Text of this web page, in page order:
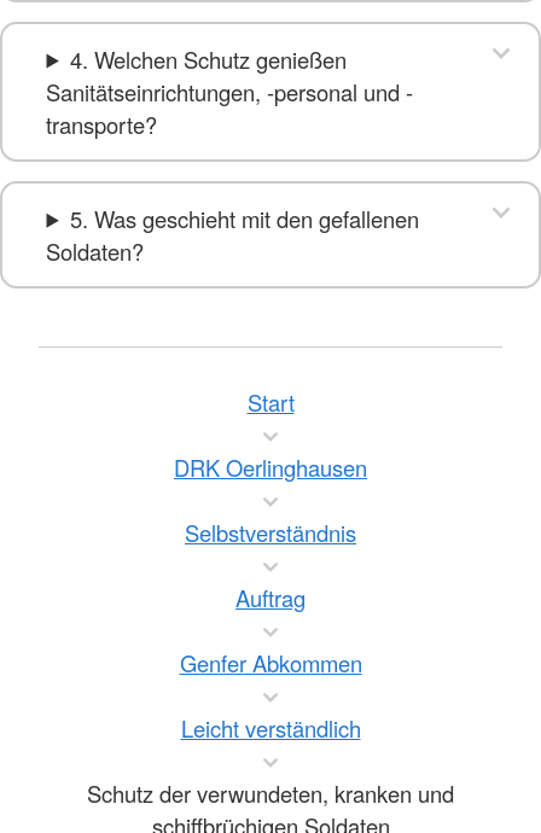
4. Welchen Schutz genießen
Sanitätseinrichtungen, -personal und -
transporte?
5. Was geschieht mit den gefallenen
Soldaten?
Start
DRK Oerlinghausen
Selbstverständnis
Auftrag
Genfer Abkommen
Leicht verständlich
Schutz der verwundeten, kranken und
schiffbrüchigen Soldaten